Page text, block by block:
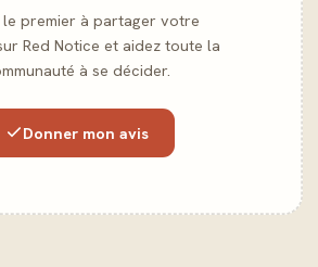
le premier à partager votre
Red Notice et aidez toute la
à se décider.
Donner mon avis